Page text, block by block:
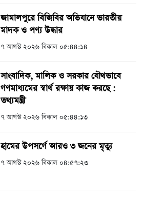
জামালপুরে বিজিবির অভিযানে ভারতীয়
মাদক ও পণ্য উদ্ধার
৭ আগস্ট ২০২৬ বিকাল ০৫:৪৪:১৪
সাংবাদিক, মালিক ও সরকার যৌথভাবে
গণমাধ্যমের স্বার্থ রক্ষায় কাজ করছে :
তথ্যমন্ত্রী
৭ আগস্ট ২০২৬ বিকাল ০৫:৪৪:১৩
হামের উপসর্গে আরও ৩ জনের মৃত্যু
৭ আগস্ট ২০২৬ বিকাল ০৪:৫৭:২৩